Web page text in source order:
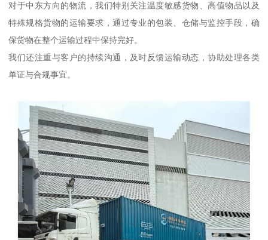
对于中东方向的物流，我们特别关注温度敏感货物、高值物品以及
特殊规格货物的运输要求，通过专业的包装、仓储与监控手段，确
保货物在整个运输过程中保持完好。
我们还注重与客户的持续沟通，及时反馈运输动态，协助处理各类
单证与合规事宜。